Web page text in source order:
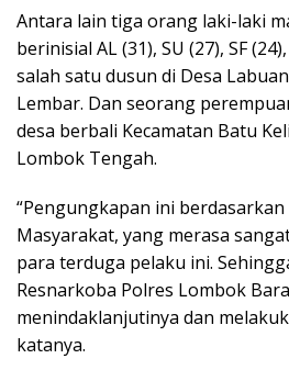
Antara lain tiga orang laki-laki
berinisial AL (31), SU (27), SF
salah satu dusun di Desa
Lembar. Dan seorang
desa berbali Kecamatan Batu
Lombok Tengah.
“Pengungkapan ini
Masyarakat, yang merasa
para terduga pelaku ini.
Resnarkoba Polres Lombok
menindaklanjutinya dan
katanya.